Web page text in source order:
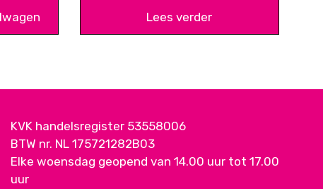
Lees verder
KVK handelsregister 53558006
BTW nr. NL 175721282B03
Elke woensdag geopend van 14.00 uur tot 17.00
uur